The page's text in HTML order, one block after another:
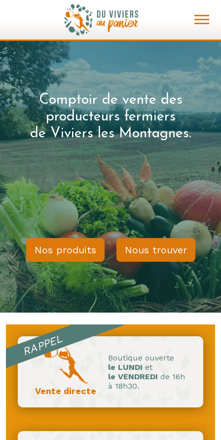
Comptoir de vente des
producteurs fermiers
de Viviers les Montagnes.
Nos produits Nous trouver
RAPPEL
Vente directe
Boutique ouverte
le LUNDI et
le VENDREDI de 16h
à 18h30.